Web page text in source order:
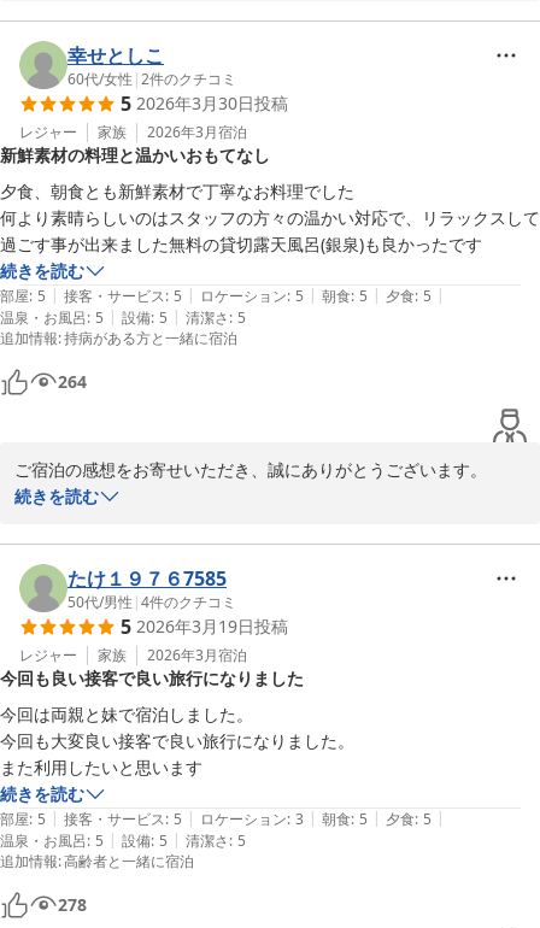
より感謝申し上げます。
ご友人とのお大切なご旅行において、「心身ともにゆっくりでき
た」とのお言葉を頂戴でき、私どもも安堵するとともに大変嬉しく
存じます 。 また、従業員のおもてなしにつきましても身に余るお
褒めの言葉をいただき、日々の接客の励みとなります 。
今回ご利用いただきました「お好み会席」プランでは、お客様ご自
身で選ばれた一品とともに、和モダンのお部屋でのひとときをお楽
しみいただけましたでしょうか 。
「また伺いたい」という何よりの励みを糧に、いつお帰りいただい
ても心から癒やされる宿であり続けられるよう、これからも精進し
てまいります。またのお越しを、スタッフ一同心よりお待ち申し上
げております。
有馬温泉 中の坊 瑞苑
幸せとしこ
60代/女性 |2件のクチコミ
5 2026年3月30日投稿
レジャー 家族 2026年3月宿泊
新鮮素材の料理と温かいおもてなし
夕食、朝食とも新鮮素材で丁寧なお料理でした
何より素晴らしいのはスタッフの方々の温かい対応で、リラックスして
過ごす事が出来ました無料の貸切露天風呂(銀泉)も良かったです
続きを読む
部屋: 5 | 接客・サービス: 5 | ロケーション: 5 | 朝食: 5 | 夕食: 5 |
温泉・お風呂: 5 | 設備: 5 | 清潔さ: 5
追加情報:持病がある方と一緒に宿泊
264
ご宿泊の感想をお寄せいただき、誠にありがとうございます。
すべての項目において満点の評価を頂戴し、スタッフ一同大変感激
お連れ様が持病をお持ちとのことでしたが 、私どもの対応によりリ
ラックスしてお過ごしいただけたのであれば、これ以上の喜びはご
ざいません 。 新鮮な素材を活かしたお料理や、無料の貸切露天風
呂についてもご満足いただけたようで何よりでございます 。
頂戴した温かいお言葉を励みに、これからもどなた様にも安心して
お寛ぎいただける宿を目指し、精進を重ねてまいります。
また季節を変えて、皆様でお帰りいただける日を心よりお待ち申し
上げております。
有馬温泉 中の坊 瑞苑
2026-04-02
続きを読む
たけ１９７６7585
50代/男性 |4件のクチコミ
5 2026年3月19日投稿
レジャー 家族 2026年3月宿泊
今回も良い接客で良い旅行になりました
今回は両親と妹で宿泊しました。
今回も大変良い接客で良い旅行になりました。
また利用したいと思います
続きを読む
部屋: 5 | 接客・サービス: 5 | ロケーション: 3 | 朝食: 5 | 夕食: 5 |
温泉・お風呂: 5 | 設備: 5 | 清潔さ: 5
追加情報:高齢者と一緒に宿泊
278